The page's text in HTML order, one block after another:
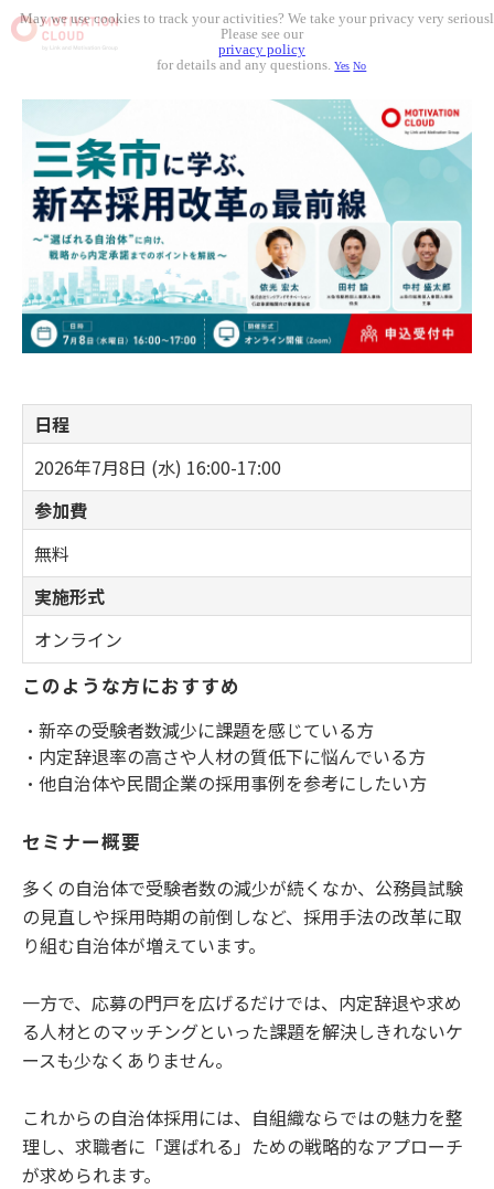
日程
2026年7月8日 (水) 16:00-17:00
参加費
無料
実施形式
オンライン
このような方におすすめ
・新卒の受験者数減少に課題を感じている方
・内定辞退率の高さや人材の質低下に悩んでいる方
・他自治体や民間企業の採用事例を参考にしたい方
セミナー概要
多くの自治体で受験者数の減少が続くなか、公務員試験
の見直しや採用時期の前倒しなど、採用手法の改革に取
り組む自治体が増えています。
一方で、応募の門戸を広げるだけでは、内定辞退や求め
る人材とのマッチングといった課題を解決しきれないケ
ースも少なくありません。
これからの自治体採用には、自組織ならではの魅力を整
理し、求職者に「選ばれる」ための戦略的なアプローチ
が求められます。
May we use cookies to track your activities? We take your privacy very
Please see our
privacy policy
for details and any questions.Yes No